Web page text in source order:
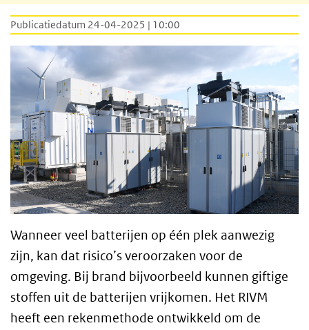
Publicatiedatum 24-04-2025 | 10:00
Wanneer veel batterijen op één plek aanwezig
zijn, kan dat risico’s veroorzaken voor de
omgeving. Bij brand bijvoorbeeld kunnen giftige
stoffen uit de batterijen vrijkomen. Het RIVM
heeft een rekenmethode ontwikkeld om de